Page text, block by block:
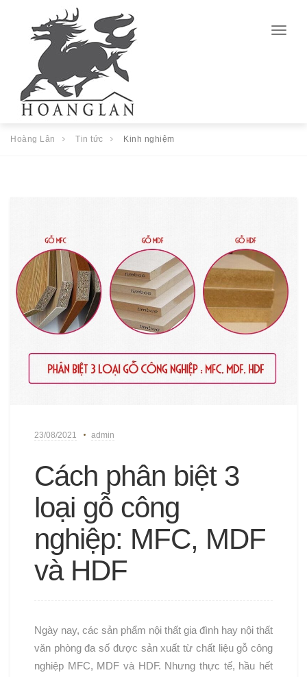
Hoàng Lân Tin tức Kinh nghiệm
23/08/2021 admin
Cách phân biệt 3
loại gỗ công
nghiệp: MFC, MDF
và HDF
Ngày nay, các sản phẩm nội thất gia đình hay nội thất
văn phòng đa số được sản xuất từ chất liệu gỗ công
nghiệp MFC, MDF và HDF. Nhưng thực tế, hầu hết